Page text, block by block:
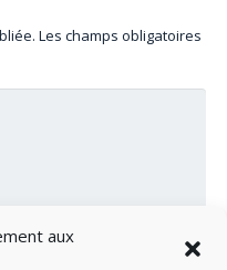
aux
Les champs obligatoires